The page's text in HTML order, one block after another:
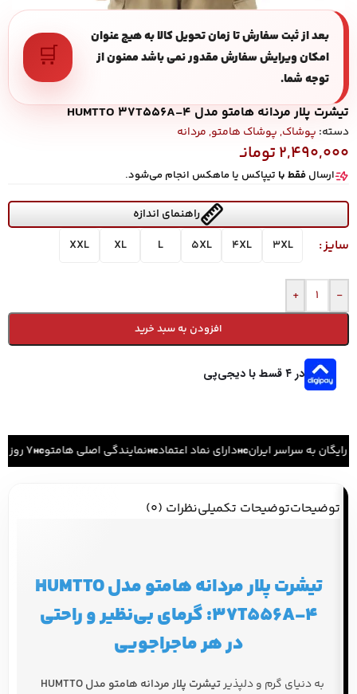
بعد از ثبت سفارش تا زمان تحویل کالا به هیچ عنوان
امکان ویرایش سفارش مقدور نمی باشد ممنون از
توجه شما.
🛒
تیشرت پلار مردانه هامتو مدل HUMTTO 37T556A-4
دسته: پوشاک,پوشاک هامتو,مردانه
2,490,000تومانـ
ارسال فقط با تیپاکس یا ماهکس انجام می‌شود.
راهنمای اندازه
سایز 3XL
4XL
5XL
L
XL
XXL
-
+
افزودن به سبد خرید
در ۴ قسط با دیجی‌پی
رایگان به سراسر ایران دارای نماد اعتماد نمایندگی اصلی هامتو ۷ روز ضمانت بازگشت کالا
توضیحاتتوضیحات تکمیلینظرات (0)
تیشرت پلار مردانه هامتو مدل HUMTTO
37T556A-4: گرمای بی‌نظیر و راحتی
در هر ماجراجویی
به دنیای گرم و دلپذیر
تیشرت پلار مردانه هامتو مدل HUMTTO